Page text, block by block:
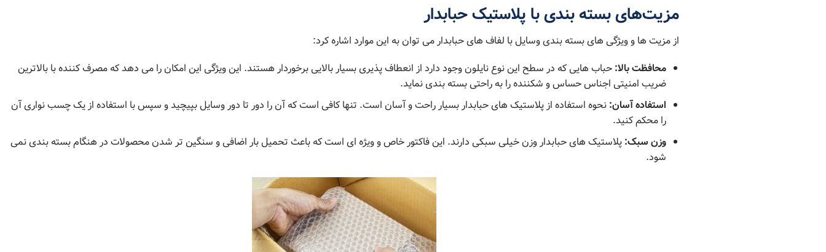
مزیت‌های بسته بندی با پلاستیک حبابدار
از مزیت ‌ها و ویژگی ‌های بسته بندی وسایل با لفاف های حبابدار می توان به این موارد اشاره کرد:
محافظت بالا: حباب هایی که در سطح این نوع نایلون وجود دارد از انعطاف پذیری بسیار بالایی برخوردار هستند. این ویژگی این امکان را می دهد که مصرف کننده با بالاترین
ضریب امنیتی اجناس حساس و شکننده را به راحتی بسته بندی نماید.
استفاده آسان: نحوه‌ استفاده از پلاستیک ‌های حبابدار بسیار راحت و آسان است. تنها کافی است که آن‌ را دور تا دور وسایل بپیچید و سپس با استفاده از یک چسب نواری آن
را محکم کنید.
وزن سبک: پلاستیک ‌های حبابدار وزن خیلی سبکی دارند. این فاکتور خاص و ویژه‌ ای است که باعث تحمیل بار اضافی و سنگین‌ تر شدن محصولات در هنگام بسته بندی نمی
‌شود.